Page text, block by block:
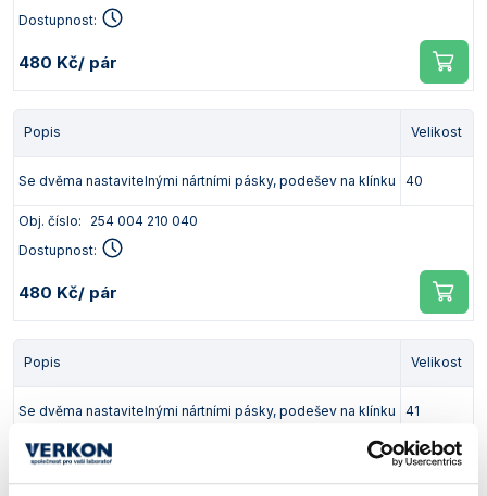
Dostupnost:
480 Kč/ pár
Popis Velikost
Se dvěma nastavitelnými nártními pásky, podešev na klínku 40
Obj. číslo:
254 004 210 040
Dostupnost:
480 Kč/ pár
Popis Velikost
Se dvěma nastavitelnými nártními pásky, podešev na klínku 41
Obj. číslo: 254 004 210 041
Dostupnost: